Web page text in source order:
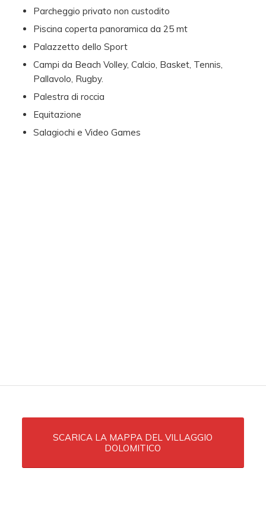
Parcheggio privato non custodito
Piscina coperta panoramica da 25 mt
Palazzetto dello Sport
Campi da Beach Volley, Calcio, Basket, Tennis,
Pallavolo, Rugby.
Palestra di roccia
Equitazione
Salagiochi e Video Games
SCARICA LA MAPPA DEL VILLAGGIO
DOLOMITICO